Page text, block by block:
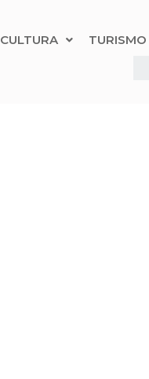
CULTURA TURISMO